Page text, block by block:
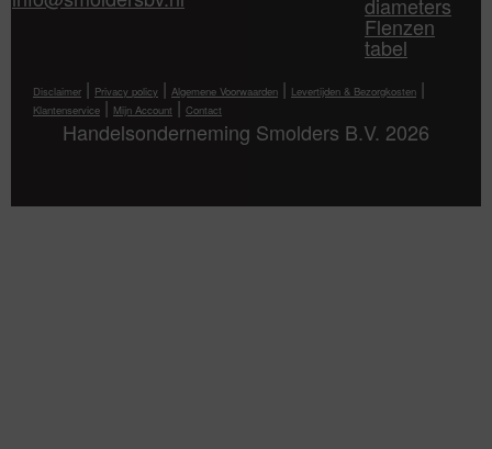
Flenzen
tabel
Disclaimer | Privacy policy | Algemene Voorwaarden | Levertijden & Bezorgkosten |
Klantenservice | Mijn Account | Contact
Handelsonderneming Smolders B.V. 2026